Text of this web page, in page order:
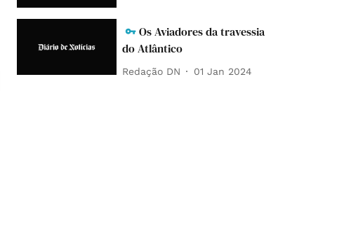
Os Aviadores da travessia
do Atlântico
Redação DN 01 Jan 2024